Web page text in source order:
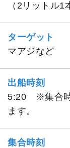
（2リットル1
ターゲット
マアジなど
出船時刻
5:20 ※集合時
ます。
集合時刻